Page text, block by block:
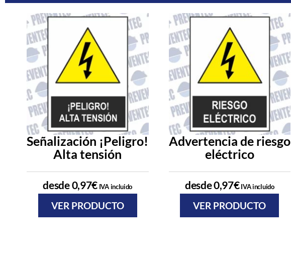
Señalización ¡Peligro!
Alta tensión
desde0,97€ IVA incluido
VER PRODUCTO
Advertencia de riesgo
eléctrico
desde0,97€IVA incluido
VER PRODUCTO